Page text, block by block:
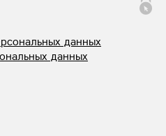
данных
данных